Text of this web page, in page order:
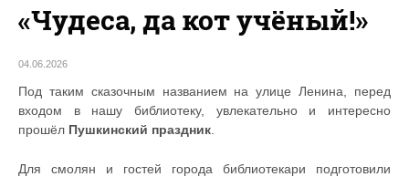
«Чудеса, да кот учёный!»
04.06.2026
Под таким сказочным названием на улице Ленина, перед
входом в нашу библиотеку, увлекательно и интересно
прошёл Пушкинский праздник
Для смолян и гостей города библиотекари подготовили